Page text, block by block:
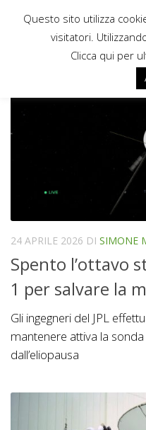
Sotto il contenuto
SPAZIO
24 APRILE 2026 DI SIMONE
Spento l’ottavo
1 per salvare la
Gli ingegneri del JPL
mantenere attiva la
dall’eliopausa
Questo sito utilizza
visitatori.
Clicca qui per